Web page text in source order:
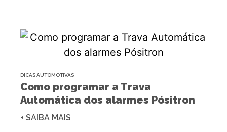
DICAS AUTOMOTIVAS
Como programar a Trava
Automática dos alarmes Pósitron
+ SAIBA MAIS